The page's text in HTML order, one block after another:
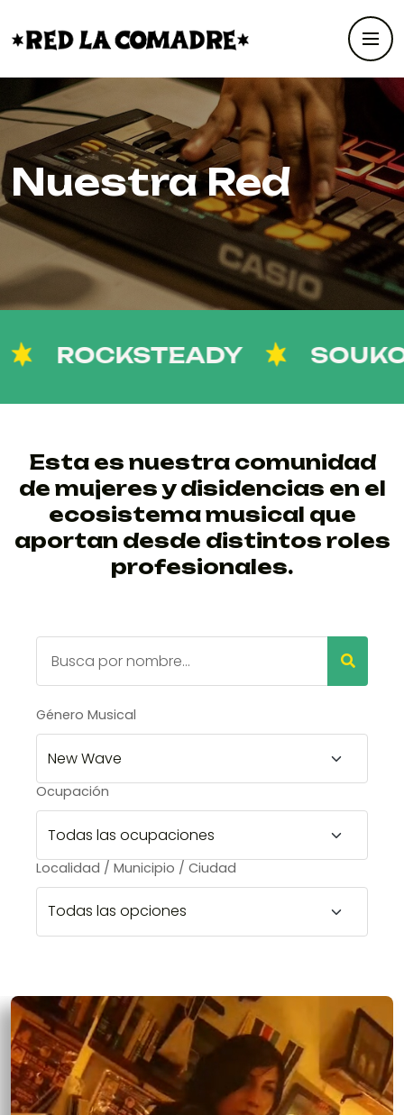
Nuestra Red
ROCKSTEADY SOUKOUS
Esta es nuestra comunidad
de mujeres y disidencias en el
ecosistema musical que
aportan desde distintos roles
profesionales.
Género Musical
Ocupación
Localidad / Municipio / Ciudad